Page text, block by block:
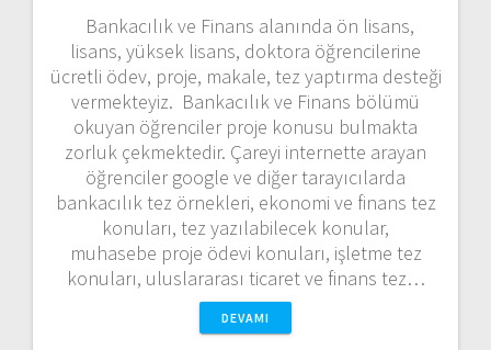
Bankacılık ve Finans alanında ön lisans,
lisans, yüksek lisans, doktora öğrencilerine
ücretli ödev, proje, makale, tez yaptırma desteği
vermekteyiz. Bankacılık ve Finans bölümü
okuyan öğrenciler proje konusu bulmakta
zorluk çekmektedir. Çareyi internette arayan
öğrenciler google ve diğer tarayıcılarda
bankacılık tez örnekleri, ekonomi ve finans tez
konuları, tez yazılabilecek konular,
muhasebe proje ödevi konuları, işletme tez
konuları, uluslararası ticaret ve finans tez…
DEVAMI